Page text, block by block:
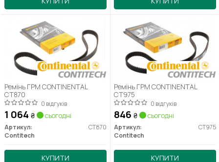
Ремінь ГРМ CONTINENTAL
CT870
0 відгуків
1 064 ₴ сьогодні
Артикул:
CT870
Contitech
КУПИТИ
Ремінь ГРМ CONTINENTAL
CT975
0 відгуків
846 ₴ сьогодні
Артикул:
CT975
Contitech
КУПИТИ